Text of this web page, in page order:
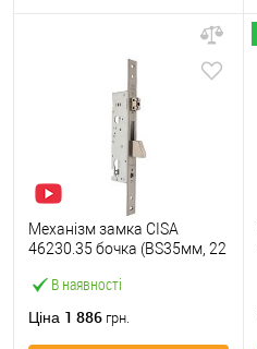
В наявності
Механізм замка CISA
46230.35 бочка (BS35мм, 22
Ціна 1 886 грн.